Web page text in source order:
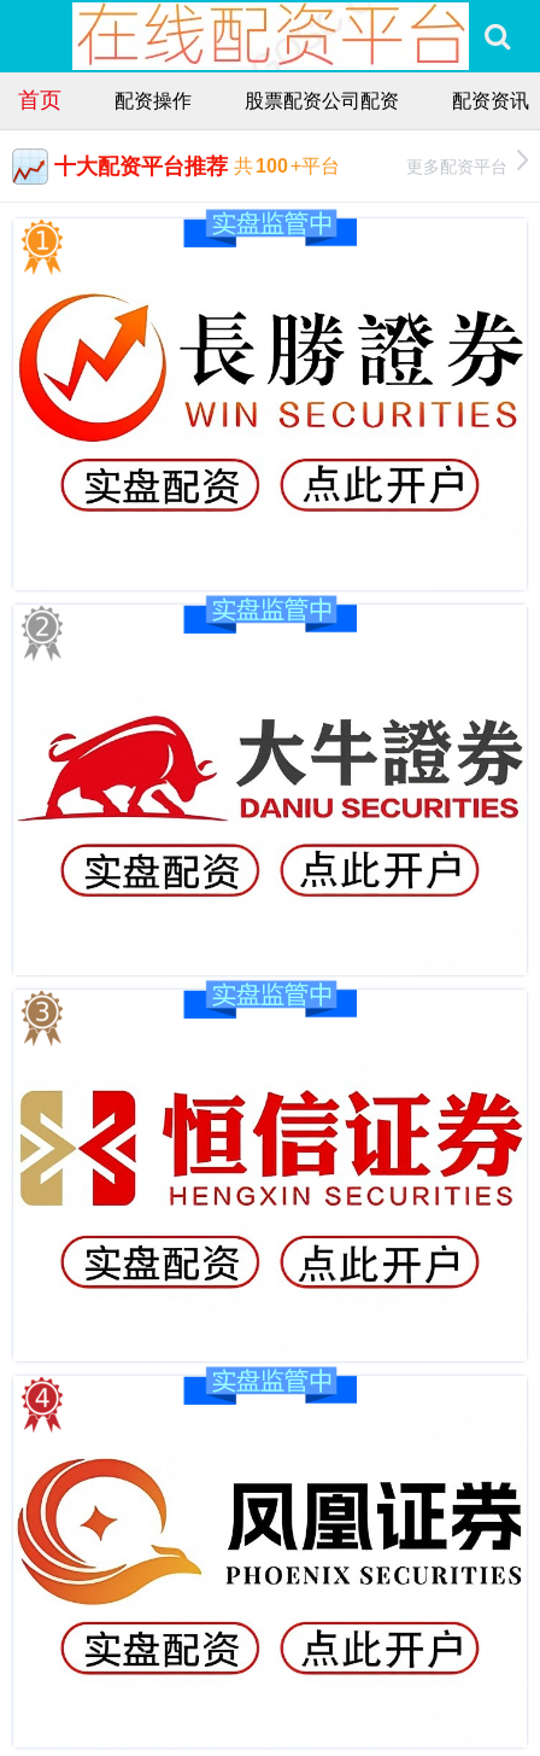
首页 配资操作 股票配资公司配资 配资资讯
十大配资平台推荐 共100+平台 更多配资平台